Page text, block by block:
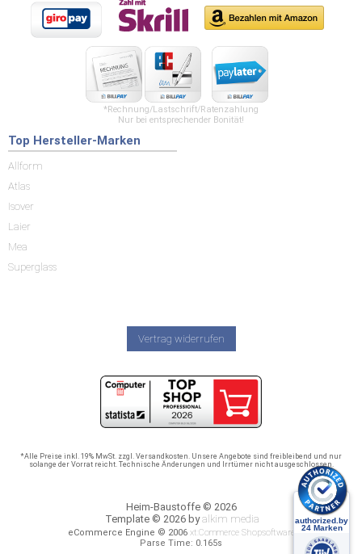
*Rechnung/Lastschrift/Ratenzahlung
Nur bei entsprechender Bonität!
Top Hersteller-Marken
Allform
Atlas
Isover
Laier
Mea
Superglass
Vertrag widerrufen
*Alle Preise inkl. 19% MwSt. zzgl. Versandkosten. Unsere Angebote sind freibleibend und nur
solange der Vorrat reicht. Technische Änderungen und Irrtümer nicht ausgeschlossen.
Heim-Baustoffe © 2026
Template © 2026 byalkim media
eCommerce Engine © 2006 xt:Commerce Shopsoftware
Parse Time: 0.165s